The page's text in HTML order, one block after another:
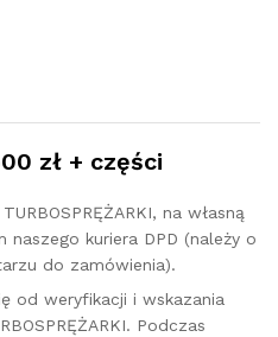
zł + części
na własną
kuriera DPD (należy o
do zamówienia).
od weryfikacji i wskazania
Podczas